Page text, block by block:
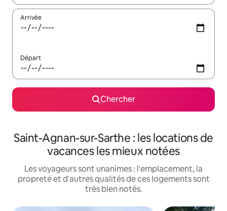
Arrivée
Départ
Chercher
Saint-Agnan-sur-Sarthe : les locations de
vacances les mieux notées
Les voyageurs sont unanimes : l'emplacement, la
propreté et d'autres qualités de ces logements sont
très bien notés.